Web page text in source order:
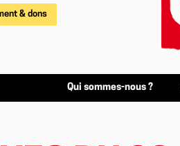
& dons
Qui sommes-nous ?